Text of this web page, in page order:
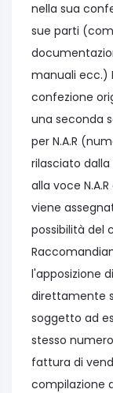
nella sua
sue parti
manuali ecc.)
confezione
una seconda
per N.A.R
rilasciato dalla
alla voce
viene
possibilità del
l'apposizione
direttamente
soggetto ad
stesso
fattura di
compilazione